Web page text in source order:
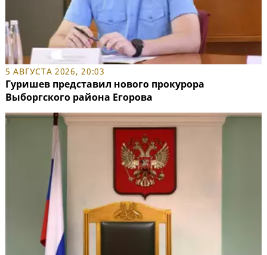
5 АВГУСТА 2026, 20:03
Гуришев представил нового прокурора
Выборгского района Егорова